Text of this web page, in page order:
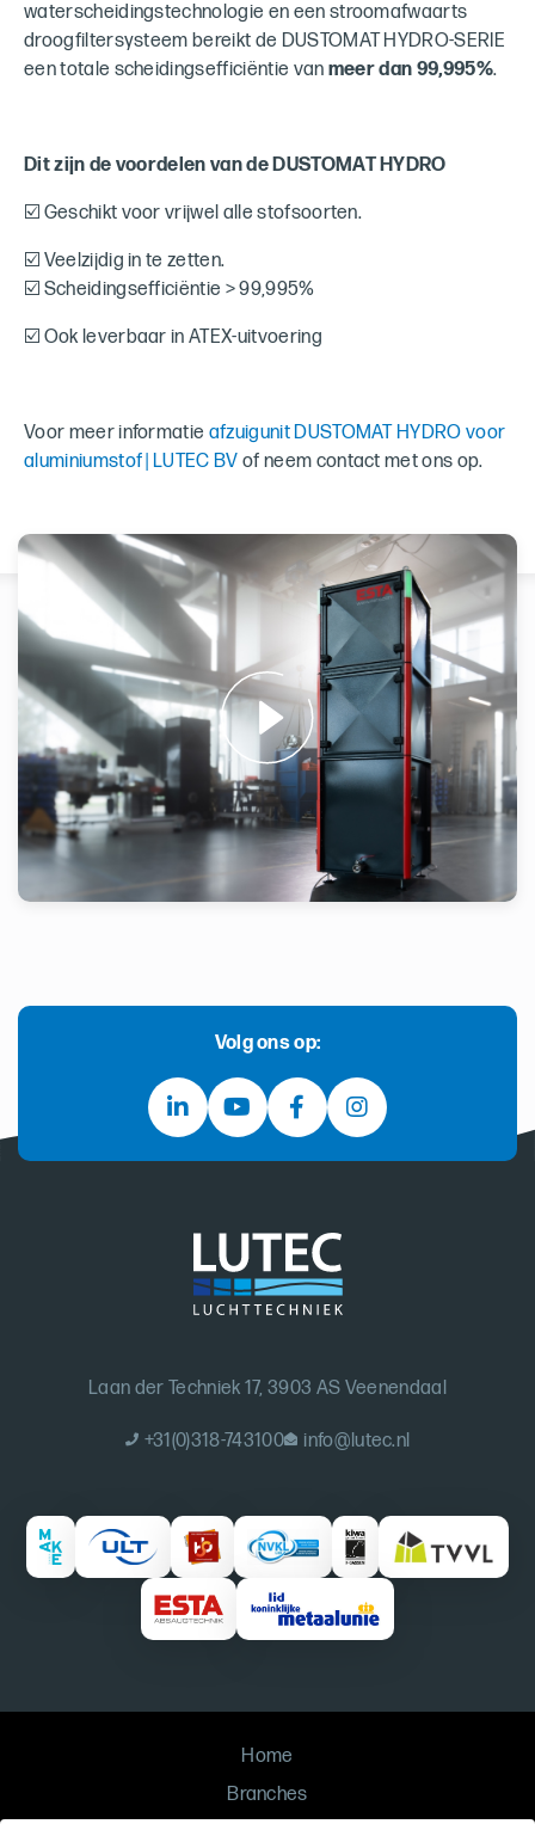
waterscheidingstechnologie en een stroomafwaarts
droogfiltersysteem bereikt de DUSTOMAT HYDRO-SERIE
een totale scheidingsefficiëntie van meer dan 99,995%.
Dit zijn de voordelen van de DUSTOMAT HYDRO
☑️ Geschikt voor vrijwel alle stofsoorten.
☑️ Veelzijdig in te zetten.
☑️ Scheidingsefficiëntie > 99,995%
☑️ Ook leverbaar in ATEX-uitvoering
Voor meer informatie afzuigunit DUSTOMAT HYDRO voor
aluminiumstof | LUTEC BV of neem contact met ons op.
Volg ons op:
Laan der Techniek 17, 3903 AS Veenendaal
+31(0)318-743100 info@lutec.nl
Home
Branches